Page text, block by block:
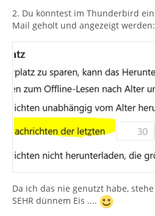
2. Du könntest im Thunderbird
Mail geholt und angezeigt werden:
Da ich das nie genutzt habe,
SEHR dünnem Eis ....